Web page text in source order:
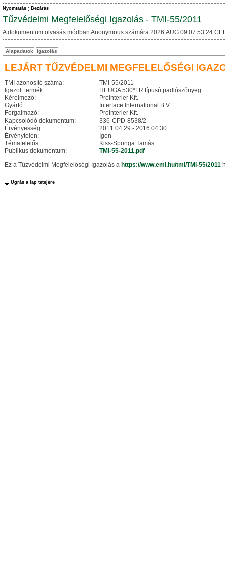
Nyomtatás Bezárás
Tűzvédelmi Megfelelőségi Igazolás - TMI-55/2011
A dokumentum olvasás módban Anonymous számára 2026.AUG.09 07:53:24
Alapadatok Igazolás
LEJÁRT TŰZVÉDELMI MEGFELELŐSÉGI
TMI azonosító száma:
TMI-55/2011
Igazolt termék:
HEUGA 530*FR típusú padlószőnyeg
Kérelmező:
ProInterier Kft.
Gyártó:
Interface International B.V.
Forgalmazó:
ProInterier Kft.
Kapcsolódó dokumentum:
336-CPD-8538/2
Érvényesség:
2011.04.29 - 2016.04.30
Érvénytelen:
Igen
Témafelelős:
Kiss-Sponga Tamás
Publikus dokumentum:
TMI-55-2011.pdf
Ez a Tűzvédelmi Megfelelőségi Igazolás a https://www.emi.hu/tmi/TMI-55/2011
Ugrás a lap tetejére